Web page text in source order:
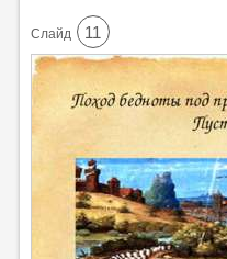
Cлайд 11